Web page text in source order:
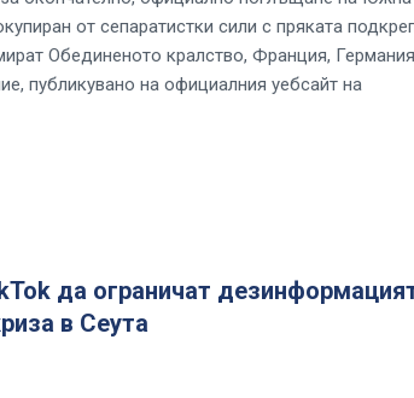
от сепаратистки сили с пряката
Обединеното кралство, Франция,
публикувано на официалния уебсайт на
да ограничат
в Сеута